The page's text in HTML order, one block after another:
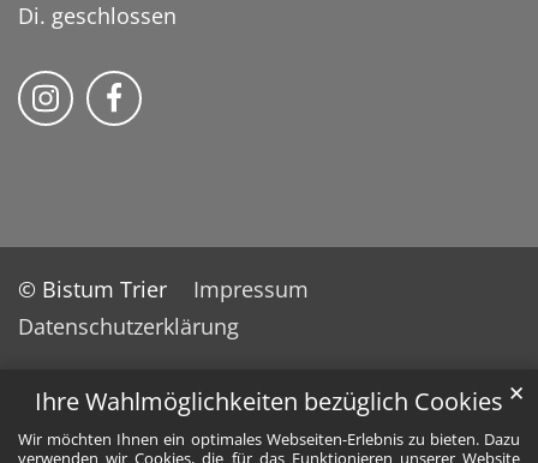
Ihre Wahlmöglichkeiten bezüglich Cookies
Wir möchten Ihnen ein optimales Webseiten-Erlebnis zu bieten. Dazu
verwenden wir Cookies, die für das Funktionieren unserer Website
✕
Di. geschlossen
Bistum Trier auf Instragram
Bistum Trier auf Facebook
© Bistum Trier
Impressum
Datenschutzerklärung